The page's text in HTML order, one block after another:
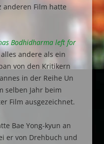
anderen Film hatte
Bodhidharma left for
andere als ein
von den Kritikern
in der Reihe Un
selben Jahr beim
Film ausgezeichnet.
Bae Yong-kyun an
er von Drehbuch und